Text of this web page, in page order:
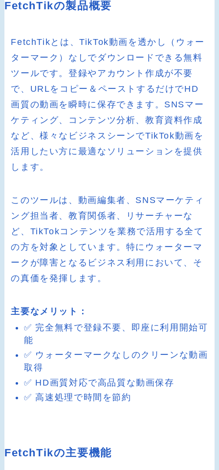
FetchTikの製品概要
FetchTikとは、TikTok動画を透かし（ウォー
ターマーク）なしでダウンロードできる無料
ツールです。登録やアカウント作成が不要
で、URLをコピー＆ペーストするだけでHD
画質の動画を瞬時に保存できます。SNSマー
ケティング、コンテンツ分析、教育資料作成
など、様々なビジネスシーンでTikTok動画を
活用したい方に最適なソリューションを提供
します。
このツールは、動画編集者、SNSマーケティ
ング担当者、教育関係者、リサーチャーな
ど、TikTokコンテンツを業務で活用する全て
の方を対象としています。特にウォーターマ
ークが障害となるビジネス利用において、そ
の真価を発揮します。
主要なメリット：
✅ 完全無料で登録不要、即座に利用開始可
能
✅ ウォーターマークなしのクリーンな動画
取得
✅ HD画質対応で高品質な動画保存
✅ 高速処理で時間を節約
FetchTikの主要機能